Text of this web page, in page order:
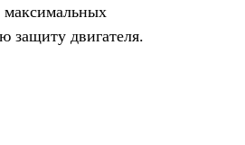
максимальных
защиту двигателя.